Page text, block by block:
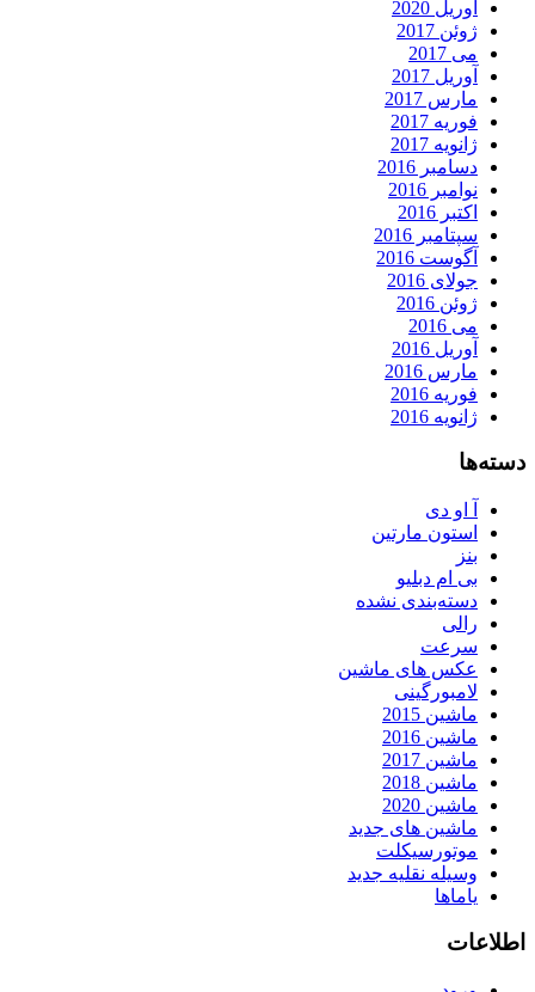
آوریل 2020
ژوئن 2017
می 2017
آوریل 2017
مارس 2017
فوریه 2017
ژانویه 2017
دسامبر 2016
نوامبر 2016
اکتبر 2016
سپتامبر 2016
آگوست 2016
جولای 2016
ژوئن 2016
می 2016
آوریل 2016
مارس 2016
فوریه 2016
ژانویه 2016
دسته‌ها
آ او دی
استون مارتین
بنز
بی ام دبلیو
دسته‌بندی نشده
رالی
سرعت
عکس های ماشین
لامبورگینی
ماشین 2015
ماشین 2016
ماشین 2017
ماشین 2018
ماشین 2020
ماشین های جدید
موتورسیکلت
وسیله نقلیه جدید
یاماها
اطلاعات